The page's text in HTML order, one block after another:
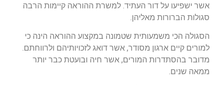
אשר ישפיעו על דור העתיד. למשרת ההוראה קיימות הרבה
סגולות הברורות מאליהן.
הסגולה הכי משמעותית שטמונה במקצוע ההוראה הינה כי
למורים קיים ארגון מסודר, אשר דואג לזכויותיהם ולרווחתם.
מדובר בהסתדרות המורים, אשר חיה ובועטת כבר יותר
ממאה שנים.